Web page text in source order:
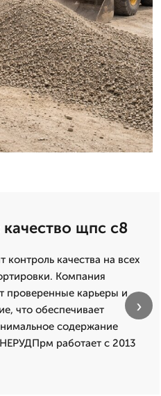
щпс с8
качества на всех
Компания
карьеры и
что обеспечивает
содержание
работает с 2013
›